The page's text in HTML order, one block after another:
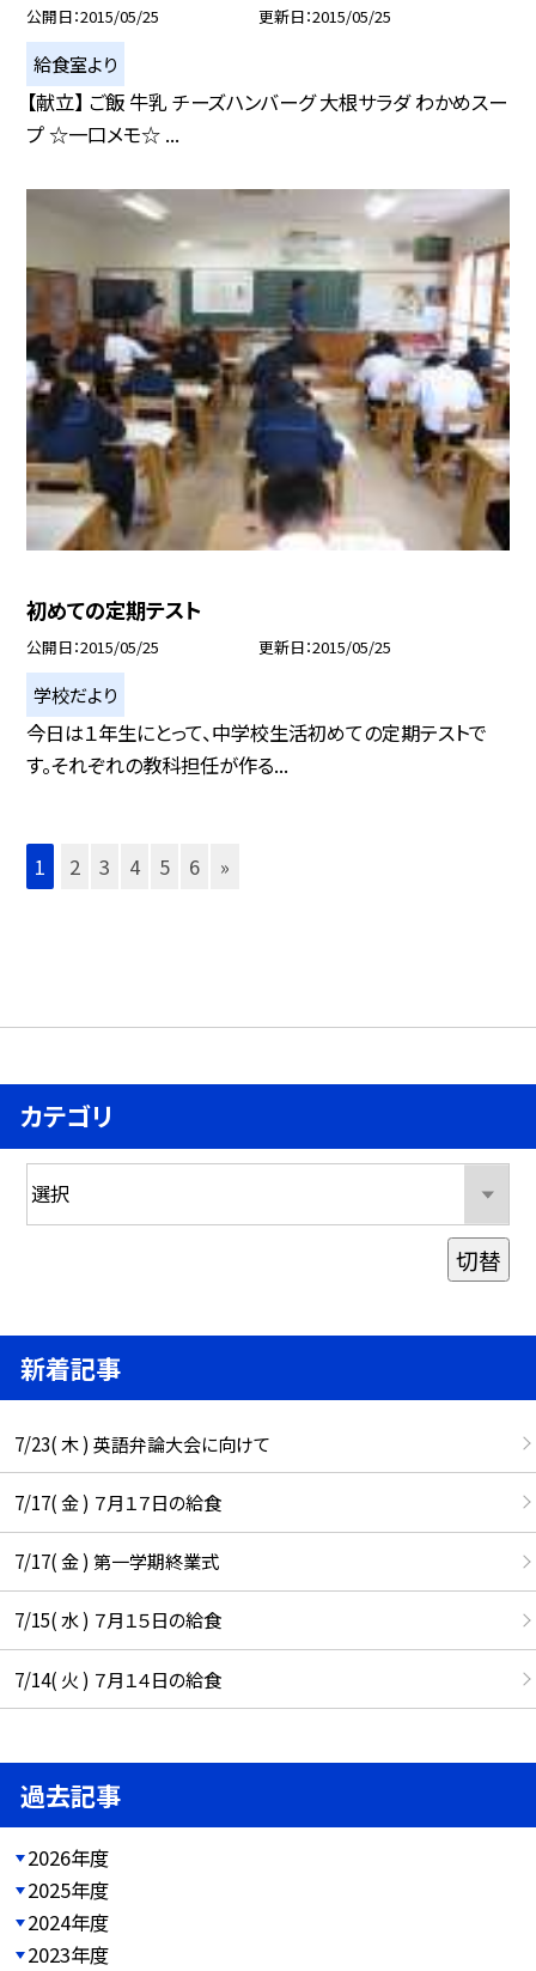
公開日 2015/05/25 更新日 2015/05/25
給食室より
【献立】 ご飯 牛乳 チーズハンバーグ 大根サラダ わかめスー
プ ☆一口メモ☆ ...
初めての定期テスト
公開日 2015/05/25 更新日 2015/05/25
学校だより
今日は１年生にとって、中学校生活初めての定期テストで
す。それぞれの教科担任が作る...
1 2 3 4 5 6 »
カテゴリ
切替
新着記事
7/23( 木 ) 英語弁論大会に向けて
7/17( 金 ) ７月１７日の給食
7/17( 金 ) 第一学期終業式
7/15( 水 ) ７月１５日の給食
7/14( 火 ) ７月１４日の給食
過去記事
2026年度
2025年度
2024年度
2023年度